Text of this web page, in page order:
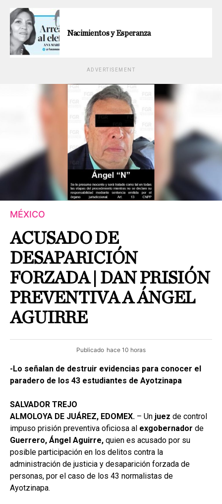
Nacimientos y Esperanza
ADVERTISEMENT
MÉXICO
ACUSADO DE
DESAPARICIÓN
FORZADA | DAN PRISIÓN
PREVENTIVA A ÁNGEL
AGUIRRE
Publicado hace 10 horas
-Lo señalan de destruir evidencias para conocer el
paradero de los 43 estudiantes de Ayotzinapa
SALVADOR TREJO
ALMOLOYA DE JUÁREZ, EDOMEX. – Un juez de control
impuso prisión preventiva oficiosa al exgobernador de
Guerrero, Ángel Aguirre, quien es acusado por su
posible participación en los delitos contra la
administración de justicia y desaparición forzada de
personas, por el caso de los 43 normalistas de
Ayotzinapa.